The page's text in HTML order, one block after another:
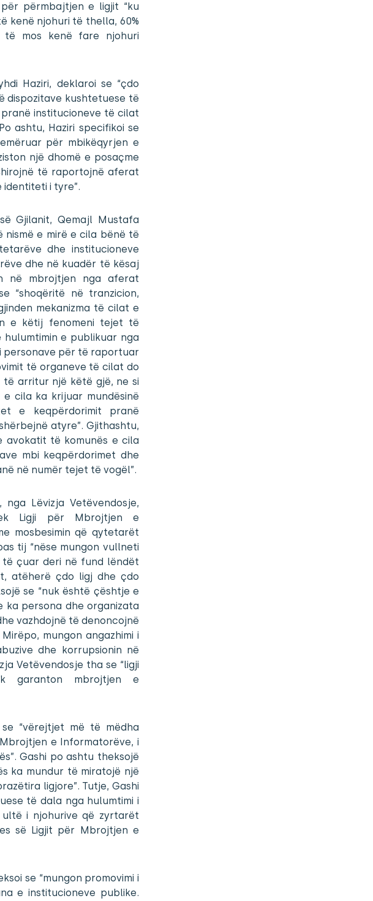
përmbajtjen e ligjit “ku
kenë njohuri të thella, 60%
të mos kenë fare njohuri
Haziri, deklaroi se “çdo
dispozitave kushtetuese të
institucioneve të cilat
ashtu, Haziri specifikoi se
për mbikëqyrjen e
një dhomë e posaçme
të raportojnë aferat
i tyre”.
Gjilanit, Qemajl Mustafa
nismë e mirë e cila bënë të
dhe institucioneve
dhe në kuadër të kësaj
mbrojtjen nga aferat
“shoqëritë në tranzicion,
mekanizma të cilat e
e këtij fenomeni tejet të
hulumtimin e publikuar nga
i personave për të raportuar
të organeve të cilat do
të arritur një këtë gjë, ne si
cila ka krijuar mundësinë
e keqpërdorimit pranë
atyre”. Gjithashtu,
avokatit të komunës e cila
mbi keqpërdorimet dhe
në numër tejet të vogël”.
Lëvizja Vetëvendosje,
Ligji për Mbrojtjen e
mosbesimin që qytetarët
tij “nëse mungon vullneti
çuar deri në fund lëndët
atëherë çdo ligj dhe çdo
se “nuk është çështje e
persona dhe organizata
vazhdojnë të denoncojnë
mungon angazhimi i
dhe korrupsionin në
Vetëvendosje tha se “ligji
garanton mbrojtjen e
“vërejtjet më të mëdha
e Informatorëve, i
Gashi po ashtu theksojë
ka mundur të miratojë një
ligjore”. Tutje, Gashi
të dala nga hulumtimi i
i njohurive që zyrtarët
së Ligjit për Mbrojtjen e
se “mungon promovimi i
e institucioneve publike.